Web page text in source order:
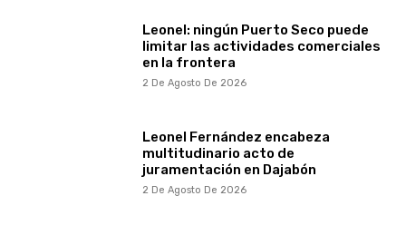
Leonel: ningún Puerto Seco puede
limitar las actividades comerciales
en la frontera
2 De Agosto De 2026
Leonel Fernández encabeza
multitudinario acto de
juramentación en Dajabón
2 De Agosto De 2026